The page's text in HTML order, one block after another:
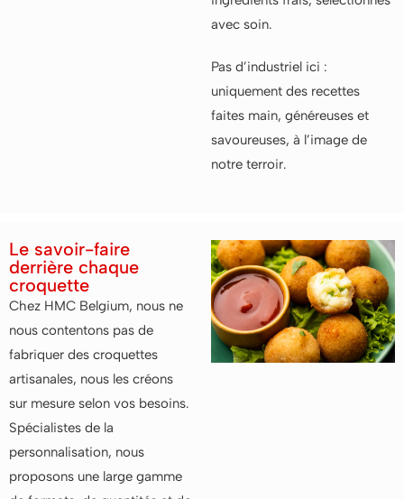
avec soin.
Pas d’industriel ici :
uniquement des recettes
faites main, généreuses et
savoureuses, à l’image de
notre terroir.
Le savoir-faire
derrière chaque
croquette
Chez HMC Belgium, nous ne
nous contentons pas de
fabriquer des croquettes
artisanales, nous les créons
sur mesure selon vos besoins.
Spécialistes de la
personnalisation, nous
proposons une large gamme